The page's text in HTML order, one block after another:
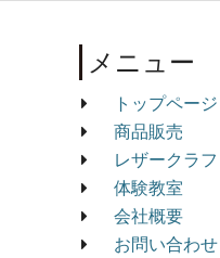
メニュー
トップページ
商品販売
レザークラ
体験教室
会社概要
お問い合わせ